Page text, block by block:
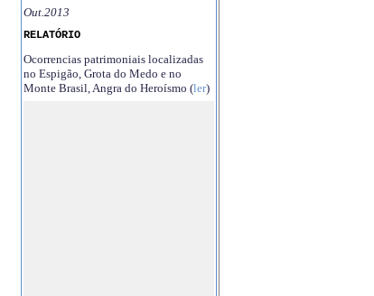
Out.2013
RELATÓRIO
Ocorrencias patrimoniais localizadas
no Espigão, Grota do Medo e no
Monte Brasil, Angra do Heroísmo (ler)